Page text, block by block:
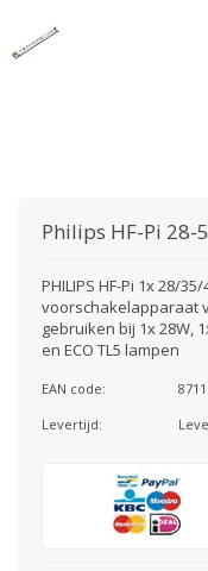
Philips HF-Pi 28-
PHILIPS HF-Pi 1x 28/
voorschakelapparaat
gebruiken bij 1x 28W,
en ECO TL5 lampen
EAN code:
Levertijd: